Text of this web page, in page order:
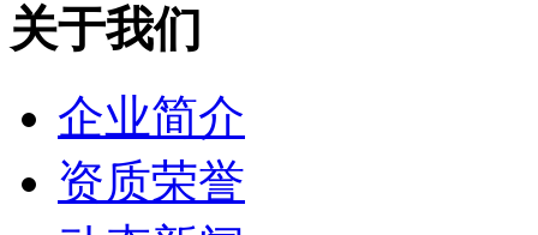
关于我们
企业简介
资质荣誉